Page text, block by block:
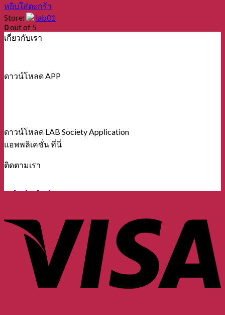
หยิบใส่ตะกร้า
Store:
lab01
0out of 5
เกี่ยวกับเรา
ดาวน์โหลด APP
ดาวน์โหลด LAB Society Application
แอพพลิเคชั่น ที่นี่
ติดตามเรา